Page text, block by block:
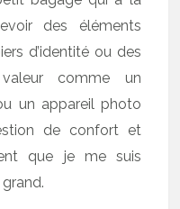
des éléments
d’identité ou des
comme un
un appareil photo
de confort et
que je me suis